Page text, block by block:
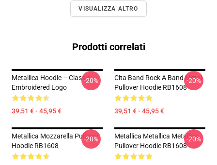
VISUALIZZA ALTRO
Prodotti correlati
Metallica Hoodie – Classic
Embroidered Logo
39,51 € - 45,95 €
-20%
Cita Band Rock A Band Metal
Pullover Hoodie RB1608
39,51 € - 45,95 €
-20%
Metallica Mozzarella Pullover
Hoodie RB1608
-20%
Metallica Metallica Metallica
Pullover Hoodie RB1608
-20%